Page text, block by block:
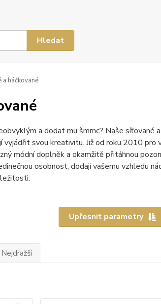
Hledat
a háčkované
a dodat mu šmrnc? Naše síťované
svou kreativitu. Již od roku 2010 pro
módní doplněk a okamžitě přitáhnou
osobnost, dodají vašemu vzhledu
Upřesnit parametry
Nejdražší